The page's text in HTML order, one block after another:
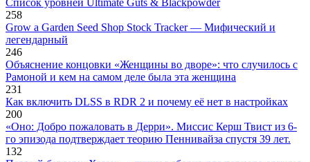
Список уровней Ultimate Guts & Blackpowder
258
Grow a Garden Seed Shop Stock Tracker — Мифический и
легендарный
246
Объяснение концовки «Женщины во дворе»: что случилось с
Рамоной и кем на самом деле была эта женщина
231
Как включить DLSS в RDR 2 и почему её нет в настройках
200
«Оно: Добро пожаловать в Дерри». Миссис Керш Твист из 6-
го эпизода подтверждает теорию Пеннивайза спустя 39 лет.
132